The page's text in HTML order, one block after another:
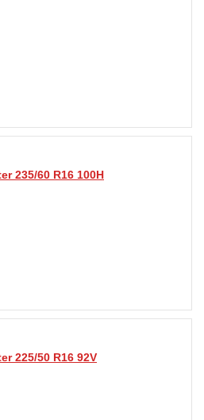
235/60 R16 100H
225/50 R16 92V